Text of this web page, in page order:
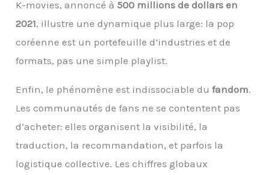
K-movies, annoncé à500 millions de dollars en
2021, illustre une dynamique plus large: la pop
coréenne est un portefeuille d’industries et de
formats, pas une simple playlist.
Enfin, le phénomène est indissociable dufandom.
Les communautés de fans ne se contentent pas
d’acheter: elles organisent la visibilité, la
traduction, la recommandation, et parfois la
logistique collective. Les chiffres globaux